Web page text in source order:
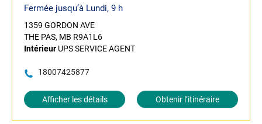
Fermée jusqu’à Lundi, 9 h
1359 GORDON AVE
THE PAS, MB R9A1L6
Intérieur UPS SERVICE AGENT
18007425877
Afficher les détails Obtenir l’itinéraire